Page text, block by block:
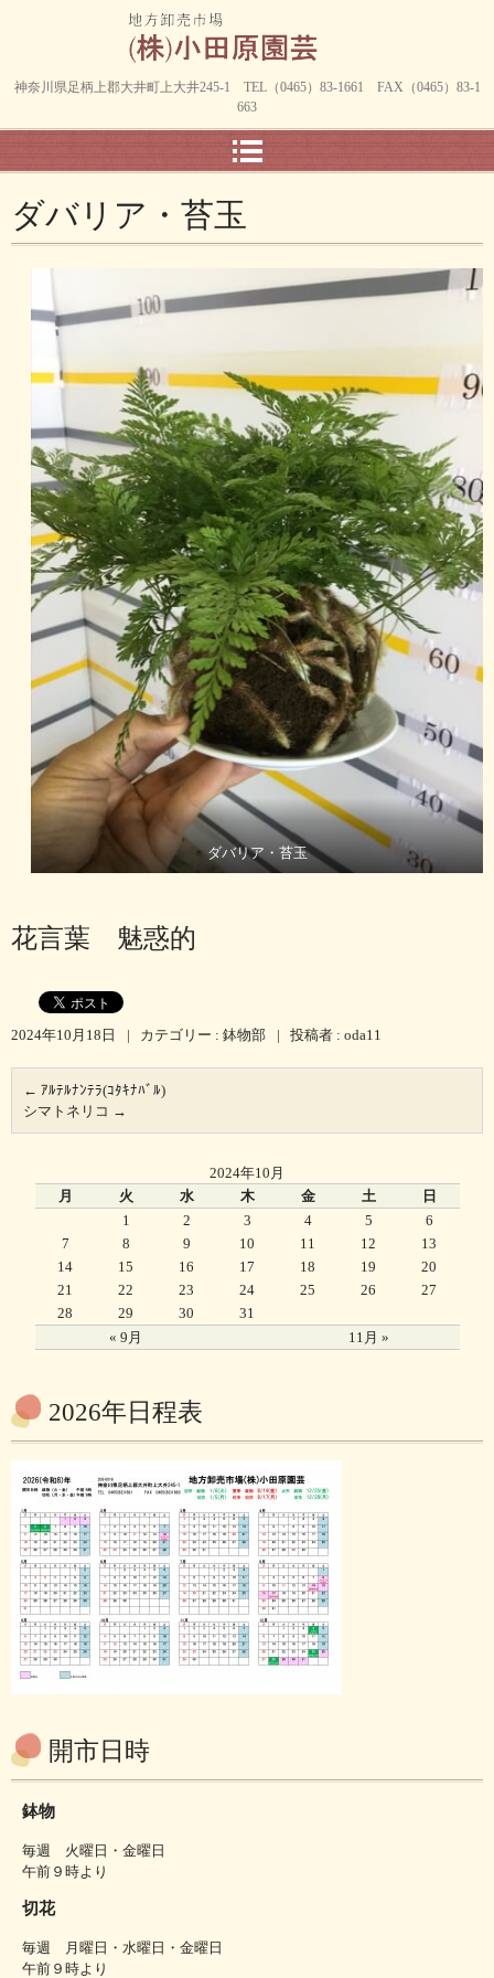
神奈川県足柄上郡大井町上大井245-1 TEL（0465）83-1661 FAX（0465）83-1
663
ダバリア・苔玉
ダバリア・苔玉
花言葉 魅惑的
2024年10月18日 | カテゴリー : 鉢物部 | 投稿者 : oda11
← ｱﾙﾃﾙﾅﾝﾃﾗ(ｺﾀｷﾅﾊﾞﾙ)
シマトネリコ →
2024年10月
月
火 水 木 金 土 日
« 9月 11月 »
1 2 3 4 5
6
7
8 9 10 11 12
13
14
15 16 17 18 19
20
21
22 23 24 25 26
27
28
29 30 31
2026年日程表
開市日時
鉢物
毎週 火曜日・金曜日
午前９時より
切花
毎週 月曜日・水曜日・金曜日
午前９時より